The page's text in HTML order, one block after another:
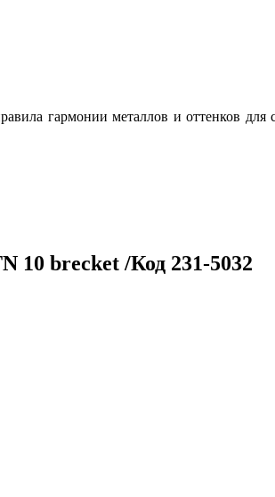
гармонии металлов и оттенков для
10 brecket /Код 231-5032